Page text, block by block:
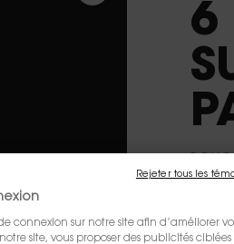
6
connexion sur notre site afin d’améliorer
site, vous proposer des publicités ciblées
Rejeter tous les